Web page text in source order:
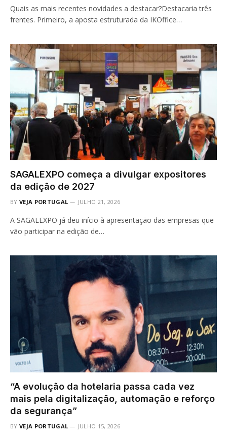
Quais as mais recentes novidades a destacar?Destacaria três
frentes. Primeiro, a aposta estruturada da IKOffice…
SAGALEXPO começa a divulgar expositores
da edição de 2027
BY VEJA PORTUGAL JULHO 21, 2026
A SAGALEXPO já deu início à apresentação das empresas que
vão participar na edição de…
“A evolução da hotelaria passa cada vez
mais pela digitalização, automação e reforço
da segurança”
BY VEJA PORTUGAL JULHO 15, 2026